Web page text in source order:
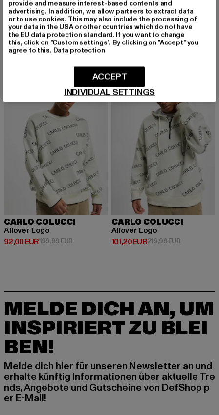
CARLO COLUCCI
Tracksuit
48,00 EUR
Derzeitiger Preis: 48,00 EUR
99,99 EURAktionspreis: 99,99 EUR
CARLO COLUCCI
Artificial Knit
92,00 EUR
Derzeitiger Preis: 92,00 EUR
199,99 EUR
CARLO COLUCCI
Allover Logo
92,00 EUR
Derzeitiger Preis: 92,00 EUR
199,99 EURAktionspreis: 199,99 EUR
-54%
CARLO COLUCCI
Allover Logo
101,20 EUR
Derzeitiger Preis: 101,20 EUR
219,99 EUR
MELDE DICH AN, UM
INSPIRIERT ZU BLEI
BEN!
Melde dich hier für unseren Newsletter an und
erhalte künftig Informationen über aktuelle Tre
nds, Angebote und Gutscheine von DefShop p
er E-Mail!
provide and measure interest-based contents and
advertising. In addition, we allow partners to extract data
or to use cookies. This may also include the processing of
your data in the USA or other countries which do not have
the EU data protection standard. If you want to change
this, click on "Custom settings". By clicking on "Accept" you
agree to this. Data protection
INDIVIDUAL SETTINGS
ACCEPT